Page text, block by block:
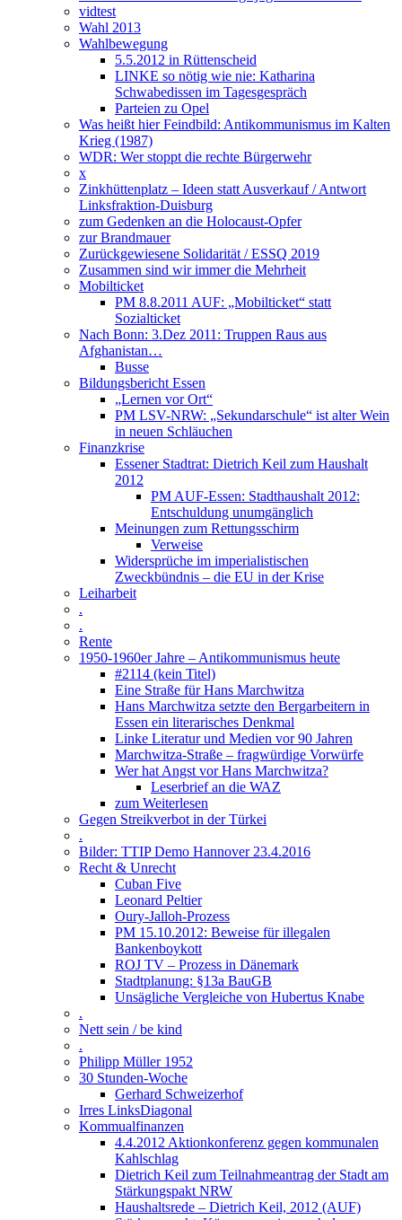
vidtest
Wahl 2013
Wahlbewegung
5.5.2012 in Rüttenscheid
LINKE so nötig wie nie: Katharina
Schwabedissen im Tagesgespräch
Parteien zu Opel
Was heißt hier Feindbild: Antikommunismus im Kalten
Krieg (1987)
WDR: Wer stoppt die rechte Bürgerwehr
x
Zinkhüttenplatz – Ideen statt Ausverkauf / Antwort
Linksfraktion-Duisburg
zum Gedenken an die Holocaust-Opfer
zur Brandmauer
Zurückgewiesene Solidarität / ESSQ 2019
Zusammen sind wir immer die Mehrheit
Mobilticket
PM 8.8.2011 AUF: „Mobilticket“ statt
Sozialticket
Nach Bonn: 3.Dez 2011: Truppen Raus aus
Afghanistan…
Busse
Bildungsbericht Essen
„Lernen vor Ort“
PM LSV-NRW: „Sekundarschule“ ist alter Wein
in neuen Schläuchen
Finanzkrise
Essener Stadtrat: Dietrich Keil zum Haushalt
2012
PM AUF-Essen: Stadthaushalt 2012:
Entschuldung unumgänglich
Meinungen zum Rettungsschirm
Verweise
Widersprüche im imperialistischen
Zweckbündnis – die EU in der Krise
Leiharbeit
.
.
Rente
1950-1960er Jahre – Antikommunismus heute
#2114 (kein Titel)
Eine Straße für Hans Marchwitza
Hans Marchwitza setzte den Bergarbeitern in
Essen ein literarisches Denkmal
Linke Literatur und Medien vor 90 Jahren
Marchwitza-Straße – fragwürdige Vorwürfe
Wer hat Angst vor Hans Marchwitza?
Leserbrief an die WAZ
zum Weiterlesen
Gegen Streikverbot in der Türkei
.
Bilder: TTIP Demo Hannover 23.4.2016
Recht & Unrecht
Cuban Five
Leonard Peltier
Oury-Jalloh-Prozess
PM 15.10.2012: Beweise für illegalen
Bankenboykott
ROJ TV – Prozess in Dänemark
Stadtplanung: §13a BauGB
Unsägliche Vergleiche von Hubertus Knabe
.
Nett sein / be kind
.
Philipp Müller 1952
30 Stunden-Woche
Gerhard Schweizerhof
Irres LinksDiagonal
Kommualfinanzen
4.4.2012 Aktionkonferenz gegen kommunalen
Kahlschlag
Dietrich Keil zum Teilnahmeantrag der Stadt am
Stärkungspakt NRW
Haushaltsrede – Dietrich Keil, 2012 (AUF)